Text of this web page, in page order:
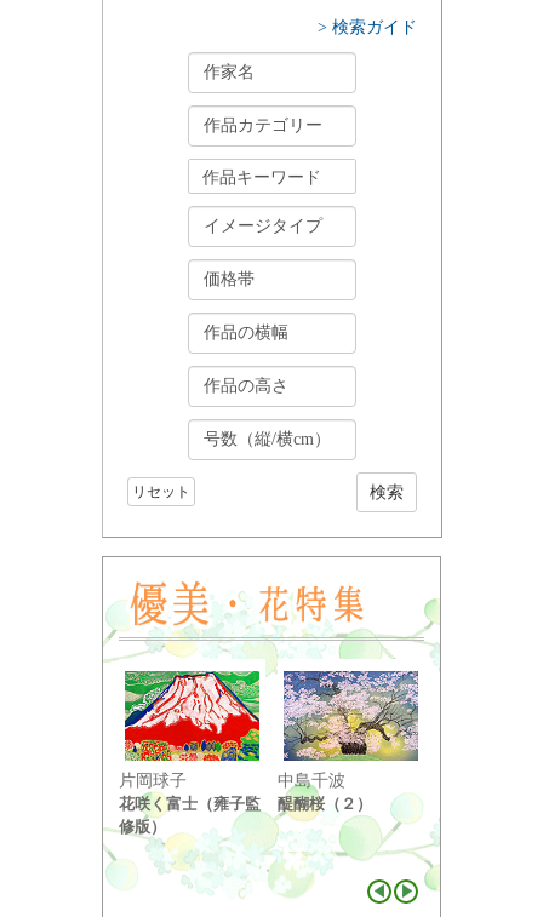
> 検索ガイド
リセット
片岡球子
花咲く富士（雍子監
修版）
中島千波
醍醐桜（２）
り ...